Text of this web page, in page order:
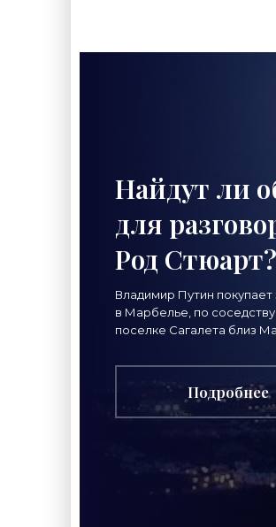
Найдут ли
для
Род
Владимир Путин покупает
в Марбелье, по
поселке Сагалета близ
Подробнее